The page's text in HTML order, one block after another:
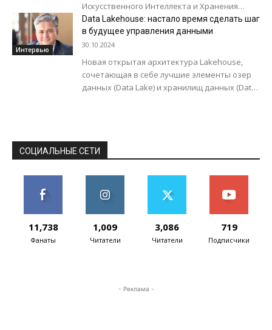
Искусственного Интеллекта и Хранения
Данных», организованное компанией
Omnitech в сотрудничестве с
международным дистрибьютором...
Интервью
Data Lakehouse: настало время сделать шаг
в будущее управления данными
30.10.2024
Новая открытая архитектура Lakehouse,
сочетающая в себе лучшие элементы озер
данных (Data Lake) и хранилищ данных (Data
СОЦИАЛЬНЫЕ СЕТИ
11,738
Фанаты
1,009
Читатели
3,086
Читатели
719
Подписчики
- Реклама -